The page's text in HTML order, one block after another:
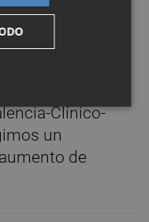
que se
y efectivas
digna y de
del
Clínico-
un
de